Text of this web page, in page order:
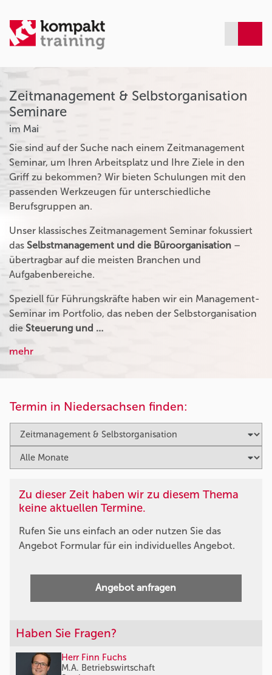
Zeitmanagement & Selbstorganisation
Seminare
im Mai
Sie sind auf der Suche nach einem Zeitmanagement
Seminar, um Ihren Arbeitsplatz und Ihre Ziele in den
Griff zu bekommen? Wir bieten Schulungen mit den
passenden Werkzeugen für unterschiedliche
Berufsgruppen an.
Unser klassisches Zeitmanagement Seminar fokussiert
das Selbstmanagement und die Büroorganisation –
übertragbar auf die meisten Branchen und
Aufgabenbereiche.
Speziell für Führungskräfte haben wir ein Management-
Seminar im Portfolio, das neben der Selbstorganisation
die Steuerung und …
mehr
Termin in Niedersachsen finden:
Zu dieser Zeit haben wir zu diesem Thema
keine aktuellen Termine.
Rufen Sie uns einfach an oder nutzen Sie das
Angebot Formular für ein individuelles Angebot.
Angebot anfragen
Haben Sie Fragen?
Herr Finn Fuchs
M.A. Betriebswirtschaft